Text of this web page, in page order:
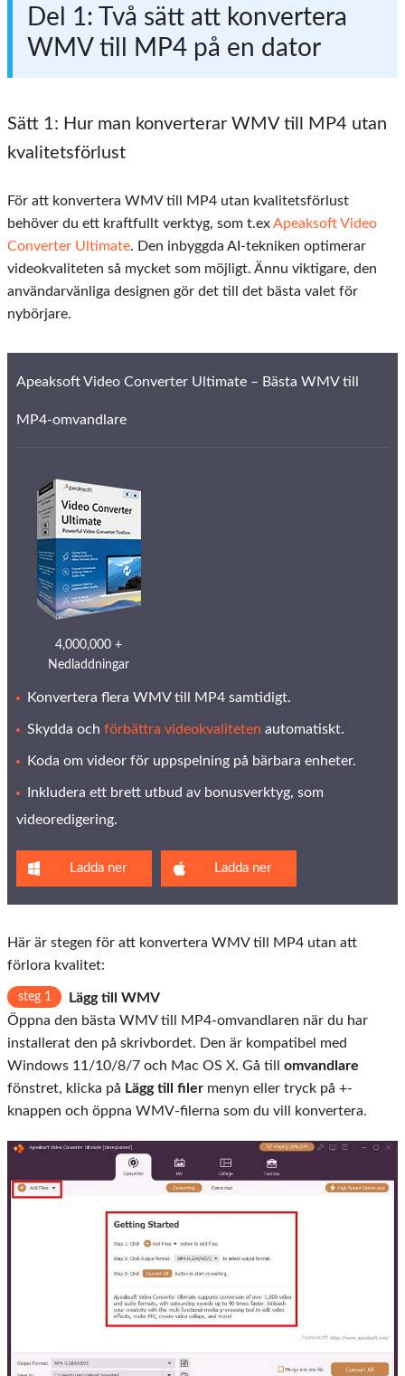
Del 1: Två sätt att konvertera
WMV till MP4 på en dator
Sätt 1: Hur man konverterar WMV till MP4 utan
kvalitetsförlust
För att konvertera WMV till MP4 utan kvalitetsförlust
behöver du ett kraftfullt verktyg, som t.exApeaksoft Video
Converter Ultimate. Den inbyggda AI-tekniken optimerar
videokvaliteten så mycket som möjligt. Ännu viktigare, den
användarvänliga designen gör det till det bästa valet för
nybörjare.
Apeaksoft Video Converter Ultimate – Bästa WMV till
MP4-omvandlare
4,000,000 +
Nedladdningar
Konvertera flera WMV till MP4 samtidigt.
Skydda och förbättra videokvaliteten automatiskt.
Koda om videor för uppspelning på bärbara enheter.
Inkludera ett brett utbud av bonusverktyg, som
videoredigering.
Ladda ner Ladda ner
Här är stegen för att konvertera WMV till MP4 utan att
förlora kvalitet:
steg 1
Lägg till WMV
Öppna den bästa WMV till MP4-omvandlaren när du har
installerat den på skrivbordet. Den är kompatibel med
Windows 11/10/8/7 och Mac OS X. Gå till omvandlare
fönstret, klicka på Lägg till filer menyn eller tryck på +-
knappen och öppna WMV-filerna som du vill konvertera.